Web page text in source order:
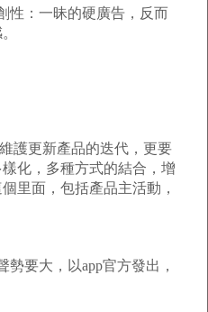
性：一昧的硬廣告，反而
護更新產品的迭代，更要
化，多種方式的結合，增
里面，包括產品主活動，
要大，以app官方發出，